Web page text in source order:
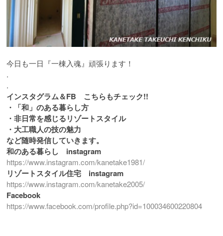
今日も一日『一棟入魂』頑張ります！
.
.
インスタグラム＆FB こちらもチェック!!
・「和」のある暮らし方
・非日常を感じるリゾートスタイル
・大工職人の技の魅力
など随時発信していきます。
和のある暮らし instagram
https://www.instagram.com/kanetake1981/
リゾートスタイル住宅 instagram
https://www.instagram.com/kanetake2005/
Facebook
https://www.facebook.com/profile.php?id=100034600220804